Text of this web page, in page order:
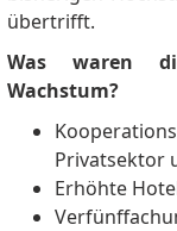
übertrifft.
Was waren
Wachstum?
Privatsektor
Erhöhte